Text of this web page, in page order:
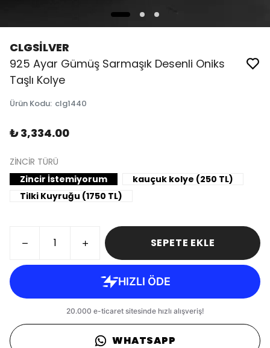
CLGSİLVER
925 Ayar Gümüş Sarmaşık Desenli Oniks
Taşlı Kolye
Ürün Kodu: clg1440
₺ 3,334.00
ZİNCİR TÜRÜ
Zincir İstemiyorum
kauçuk kolye (250 TL)
Tilki Kuyruğu (1750 TL)
SEPETE EKLE
WHATSAPP